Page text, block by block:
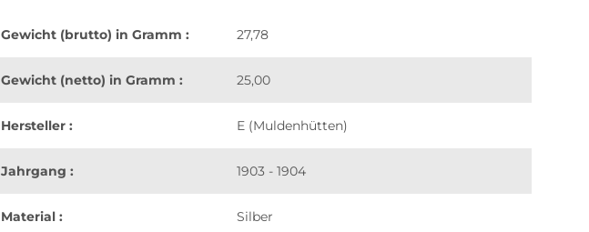
Gewicht (brutto) in Gramm : 27,78
Gewicht (netto) in Gramm : 25,00
Hersteller : E (Muldenhütten)
Jahrgang : 1903 - 1904
Material : Silber